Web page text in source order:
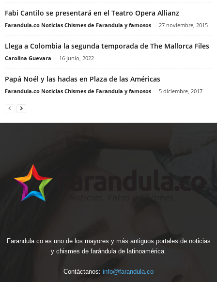
Fabi Cantilo se presentará en el Teatro Opera Allianz
Farandula.co Noticias Chismes de Farandula y famosos - 27 noviembre, 2015
Llega a Colombia la segunda temporada de The Mallorca Files
Carolina Guevara - 16 junio, 2022
Papá Noél y las hadas en Plaza de las Américas
Farandula.co Noticias Chismes de Farandula y famosos - 5 diciembre, 2017
Farandula.co es uno de los mayores y más antiguos portales de noticias
y chismes de farándula de latinoamérica.
Contáctanos: info@farandula.co